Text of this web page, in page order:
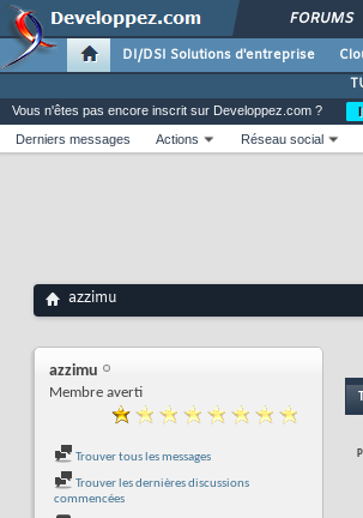
FORUMS
DI/DSI Solutions d'entreprise
Vous n'êtes pas encore inscrit sur Developpez.com ?
Derniers messages
Actions Réseau social
azzimu
azzimu
Membre averti
Trouver tous les messages
Trouver les dernières discussions
commencées